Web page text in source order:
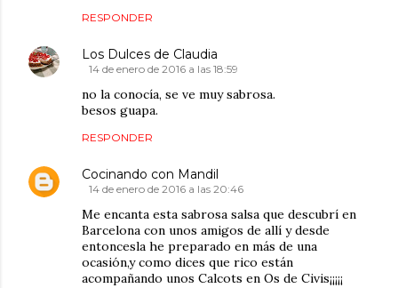
RESPONDER
Los Dulces de Claudia
14 de enero de 2016 a las 18:59
no la conocía, se ve muy sabrosa.
besos guapa.
RESPONDER
Cocinando con Mandil
14 de enero de 2016 a las 20:46
Me encanta esta sabrosa salsa que descubrí en
Barcelona con unos amigos de allí y desde
entoncesla he preparado en más de una
ocasión,y como dices que rico están
acompañando unos Calcots en Os de Civis¡¡¡¡¡